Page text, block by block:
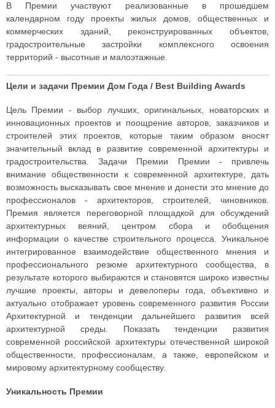
В Премии участвуют реализованные в прошедшем
календарном году проекты жилых домов, общественных и
коммерческих зданий, реконструированных объектов,
градостроительные застройки комплексного освоения
территорий - высотные и малоэтажные.
Цели и задачи Премии Дом Года / Best Building Awards
Цель Премии - выбор лучших, оригинальных, новаторских и
инновационных проектов и поощрение авторов, заказчиков и
строителей этих проектов, которые таким образом вносят
значительный вклад в развитие современной архитектуры и
градостроительства. Задачи Премии Премии - привлечь
внимание общественности к современной архитектуре, дать
возможность высказывать свое мнение и донести это мнение до
профессионалов - архитекторов, строителей, чиновников.
Премия является переговорной площадкой для обсуждений
архитектурных веяний, центром сбора и обобщения
информации о качестве строительного процесса. Уникальное
интегрированное взаимодействие общественного мнения и
профессионального резюме архитектурного сообщества, в
результате которого выбираются и становятся широко известны
лучшие проекты, авторы и девелоперы года, объективно и
актуально отображает уровень современного развития России
Архитектурной и тенденции дальнейшего развития всей
архитектурной среды. Показать тенденции развития
современной российской архитектуры отечественной широкой
общественности, профессионалам, а также, европейском и
мировому архитектурному сообществу.
Уникальность Премии